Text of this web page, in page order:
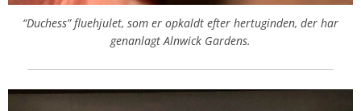
“Duchess” fluehjulet, som er opkaldt efter hertuginden, der har
genanlagt Alnwick Gardens.